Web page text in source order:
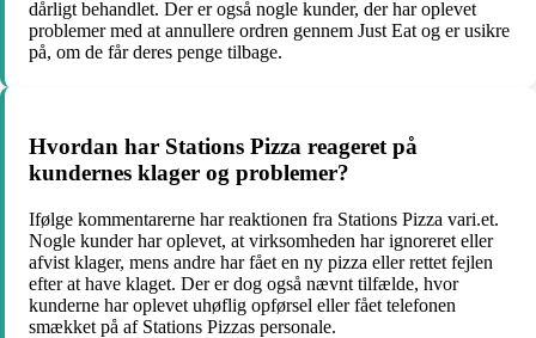
dårligt behandlet. Der er også nogle kunder, der har oplevet
problemer med at annullere ordren gennem Just Eat og er usikre
på, om de får deres penge tilbage.
Hvordan har Stations Pizza reageret på
kundernes klager og problemer?
Ifølge kommentarerne har reaktionen fra Stations Pizza vari.et.
Nogle kunder har oplevet, at virksomheden har ignoreret eller
afvist klager, mens andre har fået en ny pizza eller rettet fejlen
efter at have klaget. Der er dog også nævnt tilfælde, hvor
kunderne har oplevet uhøflig opførsel eller fået telefonen
smækket på af Stations Pizzas personale.